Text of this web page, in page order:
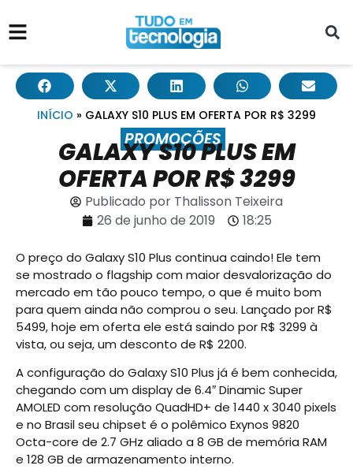
INÍCIO » GALAXY S10 PLUS EM OFERTA POR R$ 3299
PROMOÇÕES
GALAXY S10 PLUS EM
OFERTA POR R$ 3299
Publicado por Thalisson Teixeira
26 de junho de 2019
18:25
O preço do Galaxy S10 Plus continua caindo! Ele tem
se mostrado o flagship com maior desvalorização do
mercado em tão pouco tempo, o que é muito bom
para quem ainda não comprou o seu. Lançado por R$
5499, hoje em oferta ele está saindo por R$ 3299 à
vista, ou seja, um desconto de R$ 2200.
A configuração do Galaxy S10 Plus já é bem conhecida,
chegando com um display de 6.4″ Dinamic Super
AMOLED com resolução QuadHD+ de 1440 x 3040 pixels
e no Brasil seu chipset é o polêmico Exynos 9820
Octa-core de 2.7 GHz aliado a 8 GB de memória RAM
e 128 GB de armazenamento interno.